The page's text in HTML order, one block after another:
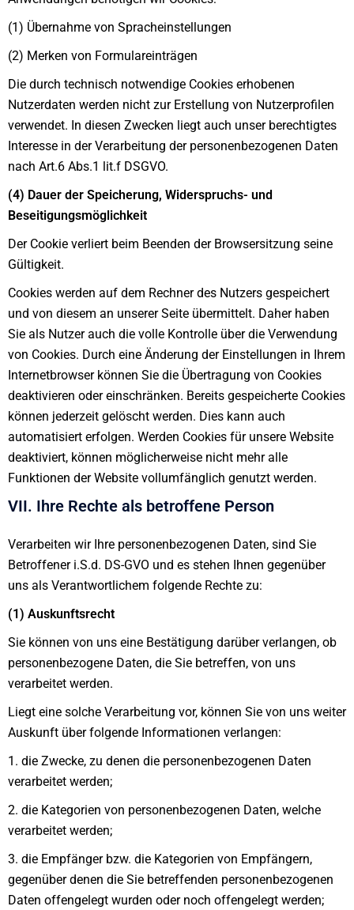
(1) Übernahme von Spracheinstellungen
(2) Merken von Formulareinträgen
Die durch technisch notwendige Cookies erhobenen
Nutzerdaten werden nicht zur Erstellung von Nutzerprofilen
verwendet. In diesen Zwecken liegt auch unser berechtigtes
Interesse in der Verarbeitung der personenbezogenen Daten
nach Art.6 Abs.1 lit.f DSGVO.
(4) Dauer der Speicherung, Widerspruchs- und
Beseitigungsmöglichkeit
Der Cookie verliert beim Beenden der Browsersitzung seine
Gültigkeit.
Cookies werden auf dem Rechner des Nutzers gespeichert
und von diesem an unserer Seite übermittelt. Daher haben
Sie als Nutzer auch die volle Kontrolle über die Verwendung
von Cookies. Durch eine Änderung der Einstellungen in Ihrem
Internetbrowser können Sie die Übertragung von Cookies
deaktivieren oder einschränken. Bereits gespeicherte Cookies
können jederzeit gelöscht werden. Dies kann auch
automatisiert erfolgen. Werden Cookies für unsere Website
deaktiviert, können möglicherweise nicht mehr alle
Funktionen der Website vollumfänglich genutzt werden.
VII. Ihre Rechte als betroffene Person
Verarbeiten wir Ihre personenbezogenen Daten, sind Sie
Betroffener i.S.d. DS-GVO und es stehen Ihnen gegenüber
uns als Verantwortlichem folgende Rechte zu:
(1) Auskunftsrecht
Sie können von uns eine Bestätigung darüber verlangen, ob
personenbezogene Daten, die Sie betreffen, von uns
verarbeitet werden.
Liegt eine solche Verarbeitung vor, können Sie von uns weiter
Auskunft über folgende Informationen verlangen:
1. die Zwecke, zu denen die personenbezogenen Daten
verarbeitet werden;
2. die Kategorien von personenbezogenen Daten, welche
verarbeitet werden;
3. die Empfänger bzw. die Kategorien von Empfängern,
gegenüber denen die Sie betreffenden personenbezogenen
Daten offengelegt wurden oder noch offengelegt werden;